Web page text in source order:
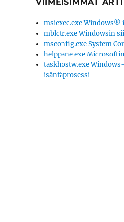
VIIMEISIMMÄT
msiexec.exe Windows®
mblctr.exe Windowsin
msconfig.exe System
helppane.exe
taskhostw.exe
isäntäprosessi